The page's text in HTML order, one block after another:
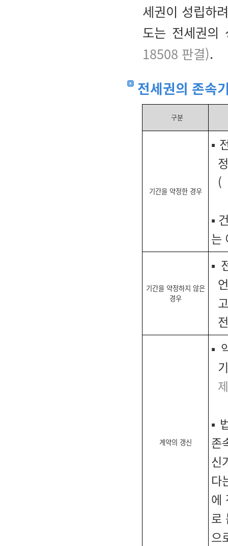
세권이 성립하
도는 전세권의
18508 판결).
전세권의 존속
구분
기간을 약정한 경우
▪
(
▪
는
기간을 약정하지 않은
경우
▪
계약의 갱신
▪
▪
존
신
다
에
로
으